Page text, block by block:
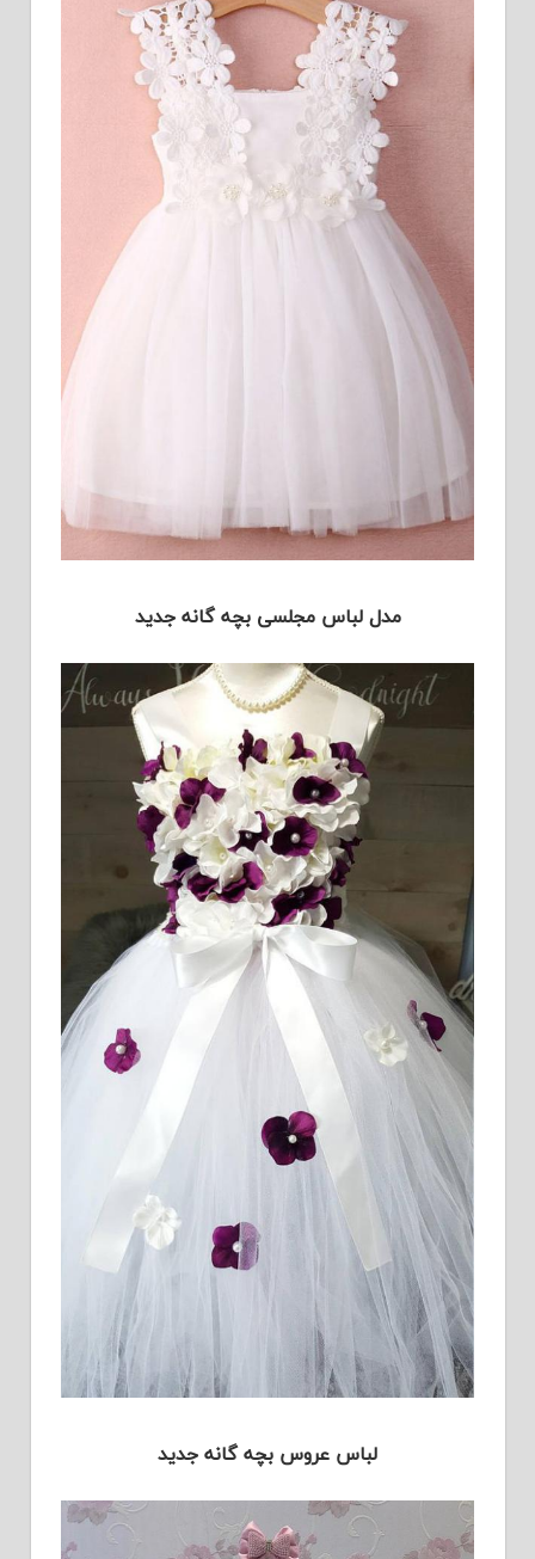
مدل لباس مجلسی بچه گانه جدید
لباس عروس بچه گانه جدید